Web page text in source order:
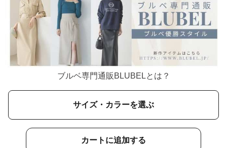
ブルベ専門通販BLUBELとは？
サイズ・カラーを選ぶ
カートに追加する